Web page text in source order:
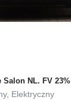
Salon NL. FV 23%
Elektryczny